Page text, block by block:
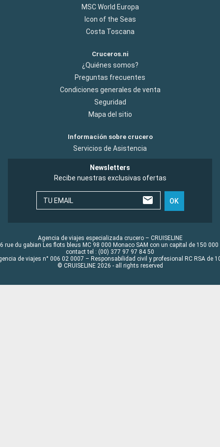
MSC World Europa
Icon of the Seas
Costa Toscana
Cruceros.ni
¿Quiénes somos?
Preguntas frecuentes
Condiciones generales de venta
Seguridad
Mapa del sitio
Información sobre crucero
Servicios de Asistencia
Newsletters
Recibe nuestras exclusivas ofertas
TU EMAIL OK
Agencia de viajes especializada crucero – CRUISELINE
rue du gabian Les flots bleus MC 98 000 Monaco SAM con un capital de 150 000
contact tel : (00) 377 97 97 84 50
de viajes n° 006 02 0007 – Responsabilidad civil y profesional RC RSA de
© CRUISELINE 2026 - all rights reserved